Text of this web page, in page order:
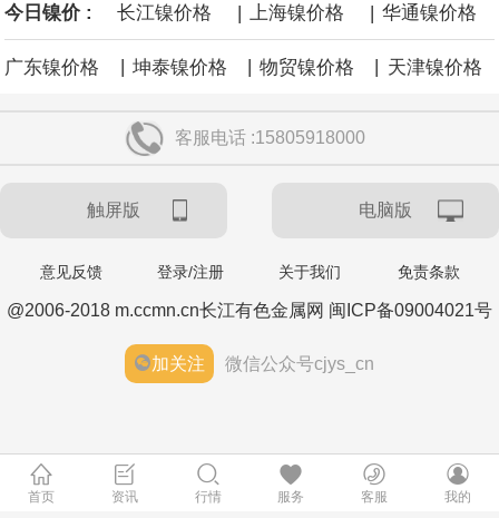
今日镍价 : 长江镍价格 | 上海镍价格 | 华通镍价格
广东镍价格 | 坤泰镍价格 | 物贸镍价格 | 天津镍价格
客服电话 :15805918000
触屏版 电脑版
意见反馈 登录/注册 关于我们 免责条款
@2006-2018 m.ccmn.cn长江有色金属网 闽ICP备09004021号
加关注 微信公众号cjys_cn
首页 资讯 行情 服务 客服 我的